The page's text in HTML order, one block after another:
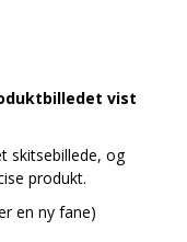
vist
skitsebillede, og
produkt.
en ny fane)